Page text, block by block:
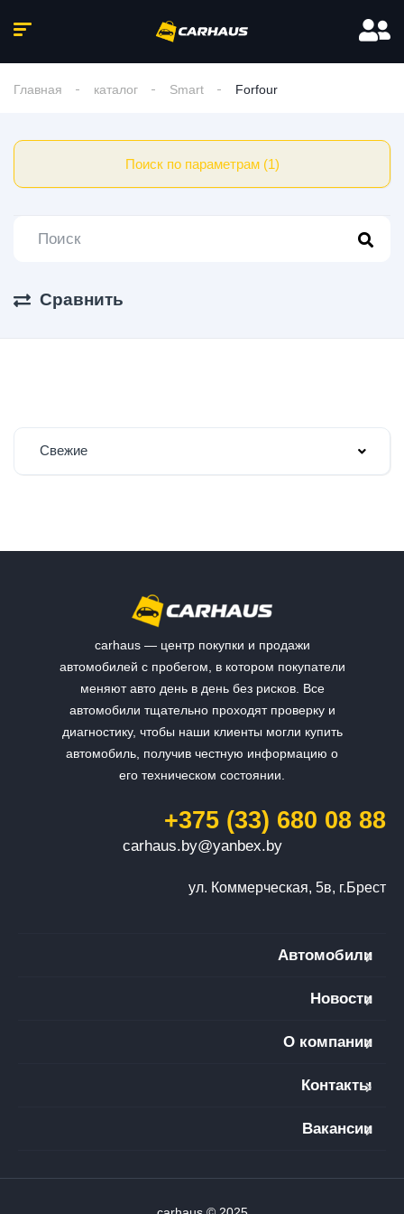
Главная каталог Smart Forfour
Поиск по параметрам (1)
Сравнить
Свежие
carhaus — центр покупки и продажи
автомобилей с пробегом, в котором покупатели
меняют авто день в день без рисков. Все
автомобили тщательно проходят проверку и
диагностику, чтобы наши клиенты могли купить
автомобиль, получив честную информацию о
его техническом состоянии.
+375 (33) 680 08 88
carhaus.by@yanbex.by
ул. Коммерческая, 5в, г.Брест
Автомобили
Новости
О компании
Контакты
Вакансии